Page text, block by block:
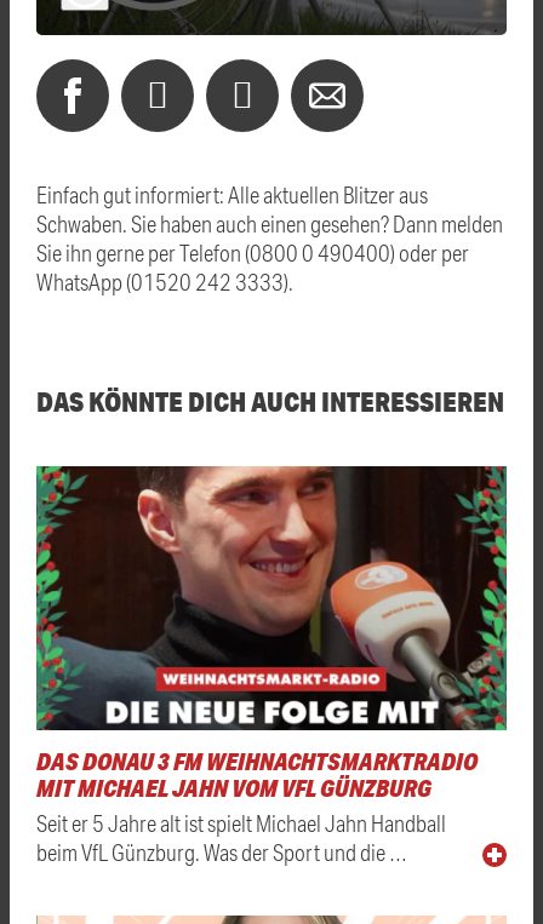
Einfach gut informiert: Alle aktuellen Blitzer aus
Schwaben. Sie haben auch einen gesehen? Dann melden
Sie ihn gerne per Telefon (0800 0 490400) oder per
WhatsApp (01520 242 3333).
DAS KÖNNTE DICH AUCH INTERESSIEREN
DAS DONAU 3 FM WEIHNACHTSMARKTRADIO
MIT MICHAEL JAHN VOM VFL GÜNZBURG
Seit er 5 Jahre alt ist spielt Michael Jahn Handball
beim VfL Günzburg. Was der Sport und die …